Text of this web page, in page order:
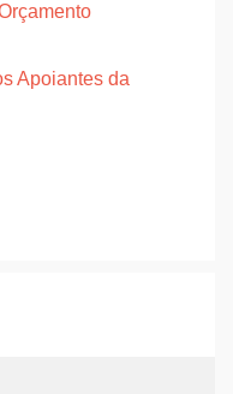
Apoiantes da